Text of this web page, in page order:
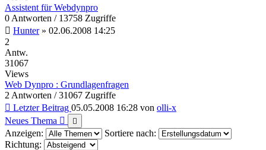
Assistent für Webdynpro
0 Antworten / 13758 Zugriffe
Hunter» 02.06.2008 14:25
2
Antw.
31067
Views
Web Dynpro : Grundlagenfragen
2 Antworten / 31067 Zugriffe
Letzter Beitrag 05.05.2008 16:28 von olli-x
Neues Thema
Anzeigen:
Sortiere nach:
Richtung: